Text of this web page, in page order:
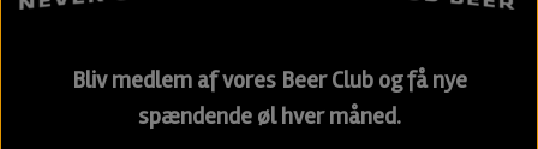
Bliv medlem af vores Beer Club og få nye
spændende øl hver måned.